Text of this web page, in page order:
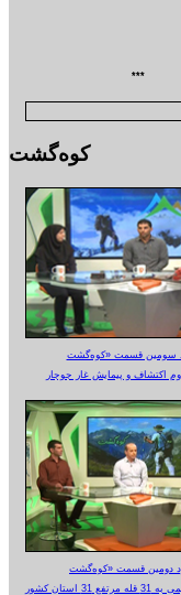
***
کوه‌گشت
اکتشاف و پیمایش غار جوجار
استان کشور